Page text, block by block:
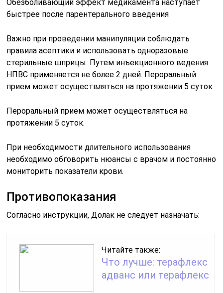
Обезболивающий эффект медикамента наступает
быстрее после парентерального введения
Важно при проведении манипуляции соблюдать
правила асептики и использовать одноразовые
стерильные шприцы. Путем инъекционного ведения
НПВС применяется не более 2 дней. Пероральный
прием может осуществляться на протяжении 5 суток
Пероральный прием может осуществляться на
протяжении 5 суток.
При необходимости длительного использования
необходимо обговорить нюансы с врачом и постоянно
мониторить показатели крови.
Противопоказания
Согласно инструкции, Долак не следует назначать:
Читайте также:
Что лучше: терафлекс
адванс или терафлекс